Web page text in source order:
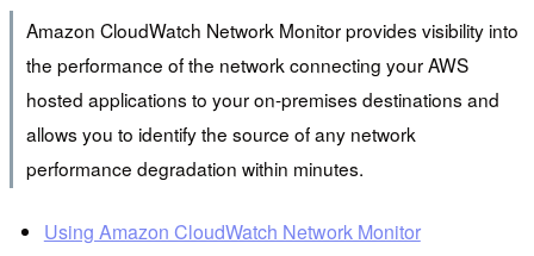
Amazon CloudWatch Network Monitor provides visibility into
the performance of the network connecting your AWS
hosted applications to your on-premises destinations and
allows you to identify the source of any network
performance degradation within minutes.
Using Amazon CloudWatch Network Monitor